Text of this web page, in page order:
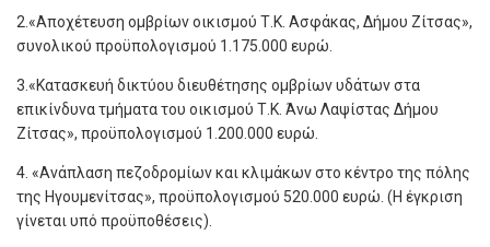
2.«Αποχέτευση ομβρίων οικισμού Τ.Κ. Ασφάκας, Δήμου Ζίτσας»,
συνολικού προϋπολογισμού 1.175.000 ευρώ.
3.«Κατασκευή δικτύου διευθέτησης ομβρίων υδάτων στα
επικίνδυνα τμήματα του οικισμού Τ.Κ. Άνω Λαψίστας Δήμου
Ζίτσας», προϋπολογισμού 1.200.000 ευρώ.
4. «Ανάπλαση πεζοδρομίων και κλιμάκων στο κέντρο της πόλης
της Ηγουμενίτσας», προϋπολογισμού 520.000 ευρώ. (Η έγκριση
γίνεται υπό προϋποθέσεις).